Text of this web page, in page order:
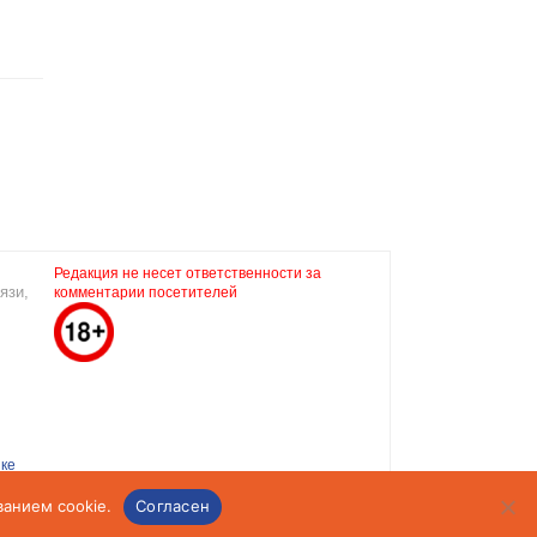
Редакция не несет ответственности за
комментарии посетителей
cookie. Согласен